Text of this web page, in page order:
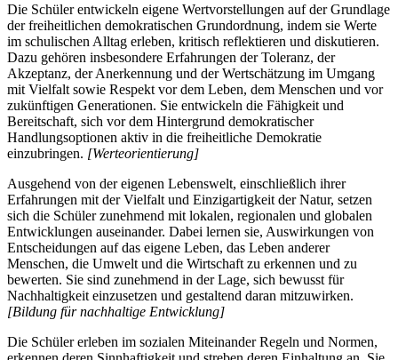
Die Schüler entwickeln eigene Wertvorstellungen auf der Grundlage
der freiheitlichen demokratischen Grundordnung, indem sie Werte
im schulischen Alltag erleben, kritisch reflektieren und diskutieren.
Dazu gehören insbesondere Erfahrungen der Toleranz, der
Akzeptanz, der Anerkennung und der Wertschätzung im Umgang
mit Vielfalt sowie Respekt vor dem Leben, dem Menschen und vor
zukünftigen Generationen. Sie entwickeln die Fähigkeit und
Bereitschaft, sich vor dem Hintergrund demokratischer
Handlungsoptionen aktiv in die freiheitliche Demokratie
einzubringen. [Werteorientierung]
Ausgehend von der eigenen Lebenswelt, einschließlich ihrer
Erfahrungen mit der Vielfalt und Einzigartigkeit der Natur, setzen
sich die Schüler zunehmend mit lokalen, regionalen und globalen
Entwicklungen auseinander. Dabei lernen sie, Auswirkungen von
Entscheidungen auf das eigene Leben, das Leben anderer
Menschen, die Umwelt und die Wirtschaft zu erkennen und zu
bewerten. Sie sind zunehmend in der Lage, sich bewusst für
Nachhaltigkeit einzusetzen und gestaltend daran mitzuwirken.
[Bildung für nachhaltige Entwicklung]
Die Schüler erleben im sozialen Miteinander Regeln und Normen,